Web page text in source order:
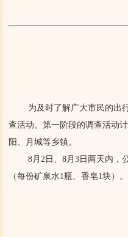
为及时了解广大市民的出行
查活动。第一阶段的调查活动
阳、月城等乡镇。
8月2日、8月3日两天内，公
（每份矿泉水1瓶、香皂1块）。